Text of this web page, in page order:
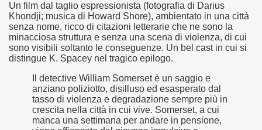
Un film dal taglio espressionista (fotografia di Darius
Khondji; musica di Howard Shore), ambientato in una città
senza nome, ricco di citazioni letterarie che ne sono la
minacciosa struttura e senza una scena di violenza, di cui
sono visibili soltanto le conseguenze. Un bel cast in cui si
distingue K. Spacey nel tragico epilogo.
Il detective William Somerset è un saggio e
anziano poliziotto, disilluso ed esasperato dal
tasso di violenza e degradazione sempre più in
crescita nella città in cui vive. Somerset, a cui
manca una settimana per andare in pensione,
Dark Secret – Rhapsody of Fire.
Se Ti Piacciono nel mese di Luglio 2013.
e suspense a cui fa da sfondo il retroscena della